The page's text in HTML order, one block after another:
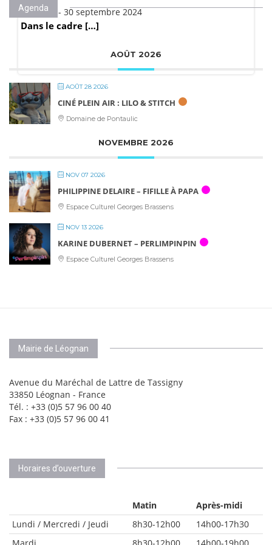
Publié le - 30 septembre 2024
Dans le cadre […]
Agenda
AOÛT 2026
AOÛT 28 2026
CINÉ PLEIN AIR : LILO & STITCH
Domaine de Pontaulic
NOVEMBRE 2026
NOV 07 2026
PHILIPPINE DELAIRE – FIFILLE À PAPA
Espace Culturel Georges Brassens
NOV 13 2026
KARINE DUBERNET – PERLIMPINPIN
Espace Culturel Georges Brassens
Mairie de Léognan
Avenue du Maréchal de Lattre de Tassigny
33850 Léognan - France
Tél. : +33 (0)5 57 96 00 40
Fax : +33 (0)5 57 96 00 41
Horaires d’ouverture
Matin
Après-midi
Lundi / Mercredi / Jeudi
8h30-12h00
14h00-17h30